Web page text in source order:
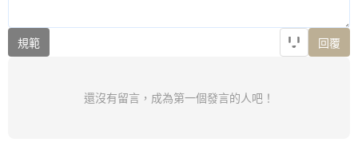
規範 回覆
還沒有留言，成為第一個發言的人吧！